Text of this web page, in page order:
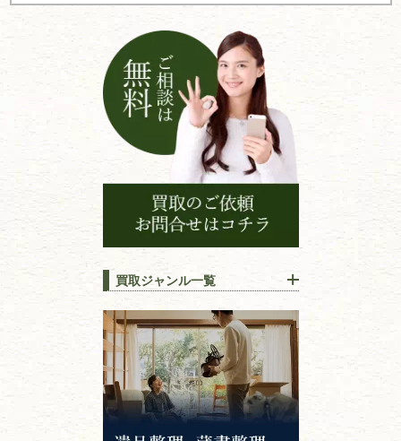
買取ジャンル一覧
江戸時代の書物
唐本・漢籍・
中国書物・朝鮮本
錦絵・浮世絵・版画・刷り物
専門書・ 学術書